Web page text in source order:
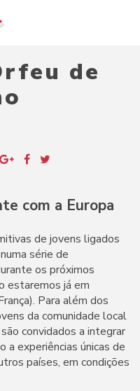
de
com a Europa
de jovens ligados
série de
os próximos
estaremos já em
Para além dos
da comunidade local
convidados a integrar
a experiências únicas de
países, em condições